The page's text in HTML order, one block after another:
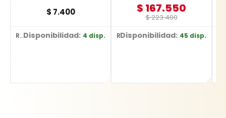
$ 7.400
Ref: 13308Disponibilidad: 4 disp.
$223.400
$ 167.550
Ref: YT-2177
Disponibilidad: 45 disp.